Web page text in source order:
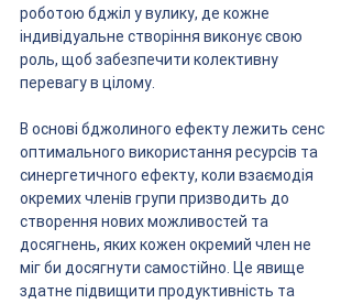
роботою бджіл у вулику, де кожне
індивідуальне створіння виконує свою
роль, щоб забезпечити колективну
перевагу в цілому.
В основі бджолиного ефекту лежить сенс
оптимального використання ресурсів та
синергетичного ефекту, коли взаємодія
окремих членів групи призводить до
створення нових можливостей та
досягнень, яких кожен окремий член не
міг би досягнути самостійно. Це явище
здатне підвищити продуктивність та